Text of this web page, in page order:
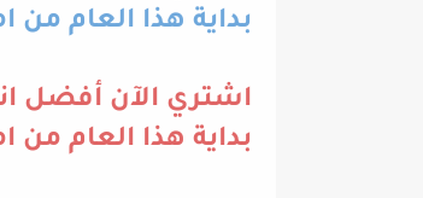
بداية هذا العام من
اشتري الآن أفضل
بداية هذا العام من